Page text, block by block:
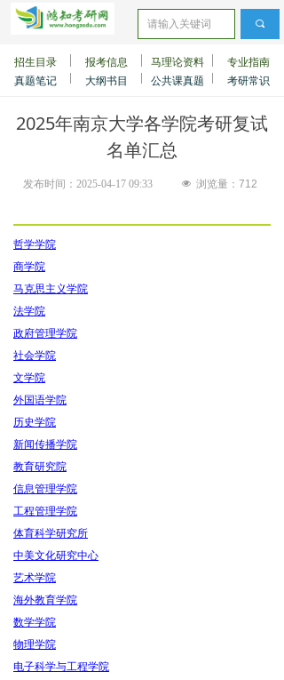
真题笔记 大纲书目 公共课真题 考研常识
招生目录 报考信息 马理论资料 专业指南
끠
发布时间： 2025-04-17 09:33
哲学学院
商学院
马克思主义学院
法学院
政府管理学院
社会学院
文学院
外国语学院
历史学院
新闻传播学院
教育研究院
信息管理学院
工程管理学院
体育科学研究所
中美文化研究中心
艺术学院
海外教育学院
数学学院
物理学院
电子科学与工程学院
2025年南京大学各学院考研复试
名单汇总
넶 浏览量： 712